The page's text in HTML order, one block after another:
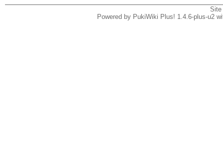
Powered by PukiWiki Plus! 1.4.6-plus-u2